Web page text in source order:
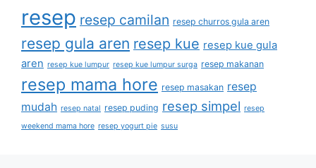
resep resep camilan resep churros gula aren
resep gula aren resep kue resep kue gula
aren resep kue lumpur resep kue lumpur surga resep makanan
resep mama hore resep masakan resep
mudah resep natal resep puding resep simpel resep
weekend mama hore resep yogurt pie susu